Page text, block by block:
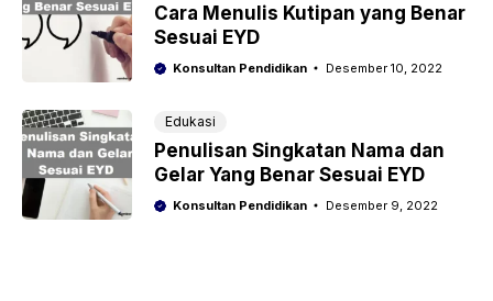
Cara Menulis Kutipan yang Benar
Sesuai EYD
Konsultan Pendidikan Desember 10, 2022
Edukasi
Penulisan Singkatan Nama dan
Gelar Yang Benar Sesuai EYD
Konsultan Pendidikan Desember 9, 2022